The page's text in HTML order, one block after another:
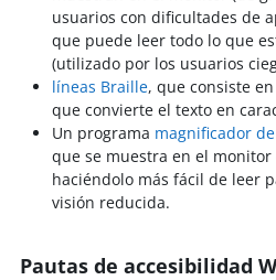
usuarios con dificultades de
que puede leer todo lo que
(utilizado por los usuarios
líneas Braille, que consiste
que convierte el texto en
Un programa magnificador
que se muestra en el
haciéndolo más fácil de leer
visión reducida.
Pautas de accesibilidad